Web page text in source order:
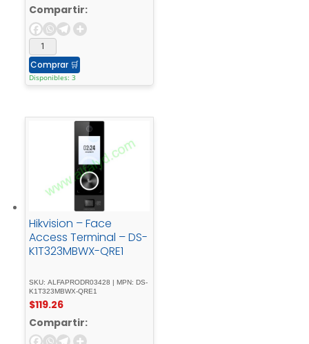
Compartir:
Comprar 🛒
Disponibles: 3
Hikvision – Face
Access Terminal – DS-
K1T323MBWX-QRE1
SKU: ALFAPRODR03428 | MPN: DS-
K1T323MBWX-QRE1
$119.26
Compartir: